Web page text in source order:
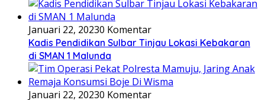
Januari 22, 20230 Komentar
Kadis Pendidikan Sulbar Tinjau Lokasi Kebakaran
di SMAN 1 Malunda
Januari 22, 20230 Komentar